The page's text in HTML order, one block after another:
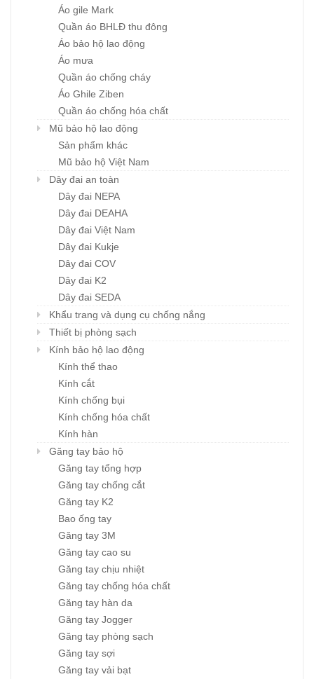
Áo gile Mark
Quần áo BHLĐ thu đông
Áo bảo hộ lao động
Áo mưa
Quần áo chống cháy
Áo Ghile Ziben
Quần áo chống hóa chất
Mũ bảo hộ lao động
Sản phẩm khác
Mũ bảo hộ Việt Nam
Dây đai an toàn
Dây đai NEPA
Dây đai DEAHA
Dây đai Việt Nam
Dây đai Kukje
Dây đai COV
Dây đai K2
Dây đai SEDA
Khẩu trang và dụng cụ chống nắng
Thiết bị phòng sạch
Kính bảo hộ lao động
Kính thể thao
Kính cắt
Kính chống bụi
Kính chống hóa chất
Kính hàn
Găng tay bảo hộ
Găng tay tổng hợp
Găng tay chống cắt
Găng tay K2
Bao ống tay
Găng tay 3M
Găng tay cao su
Găng tay chịu nhiệt
Găng tay chống hóa chất
Găng tay hàn da
Găng tay Jogger
Găng tay phòng sạch
Găng tay sợi
Găng tay vải bạt